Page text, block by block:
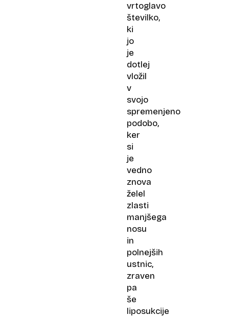
vrtoglavo
številko,
ki
jo
je
dotlej
vložil
v
svojo
spremenjeno
podobo,
ker
si
je
vedno
znova
želel
zlasti
manjšega
nosu
in
polnejših
ustnic,
zraven
pa
še
liposukcije